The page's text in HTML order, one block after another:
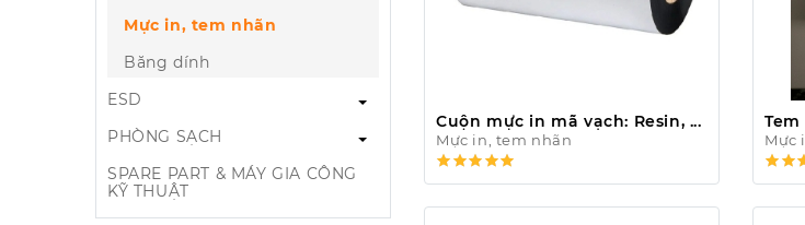
Mực in, tem nhãn
Băng dính
ESD
PHÒNG SẠCH
SPARE PART & MÁY GIA CÔNG
KỸ THUẬT
Cuộn mực in mã vạch: Resin, ...
Mực in, tem nhãn Mực